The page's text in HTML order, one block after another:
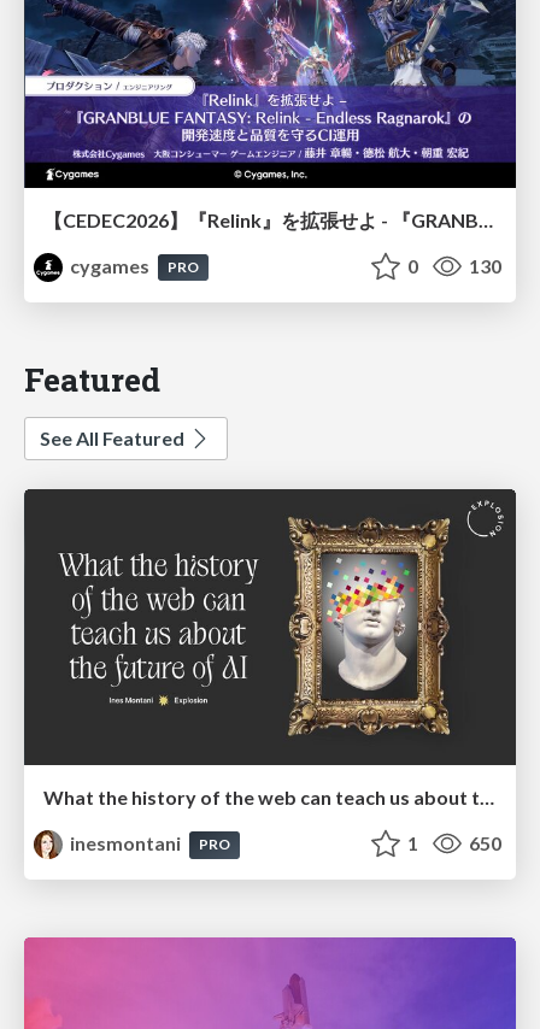
【CEDEC2026】『Relink』を拡張せよ - 『GRANBLUE FANTASY: Relink - Endless Ragnarok』の開発速度と品質を守るCI運用
cygames
PRO 0 130
Featured
See All Featured
What the history of the web can teach us about the future of AI
inesmontani
PRO 1 650